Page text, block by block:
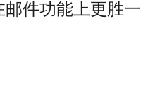
件功能上更胜一